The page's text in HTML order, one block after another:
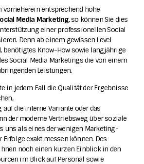
vorneherein entsprechend hohe
Media Marketing,so können Sie dies
einer professionellen Social
Denn ab einem gewissen Level
benötigtes Know-How sowie langjährige
Social Media Marketings die von einem
Leistungen.
in jedem Fall die Qualität der Ergebnisse
die interne Variante oder das
der moderne Vertriebsweg über soziale
uns als eines der wenigen Marketing-
exakt messen können. Des
noch einen kurzen Einblick in den
im Blick auf Personal sowie